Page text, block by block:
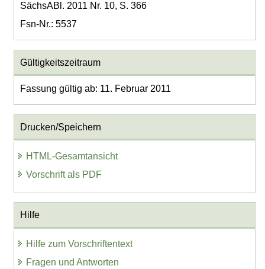
SächsABl. 2011 Nr. 10, S. 366
Fsn-Nr.: 5537
Gültigkeitszeitraum
Fassung gültig ab: 11. Februar 2011
Drucken/Speichern
HTML-Gesamtansicht
Vorschrift als PDF
Hilfe
Hilfe zum Vorschriftentext
Fragen und Antworten